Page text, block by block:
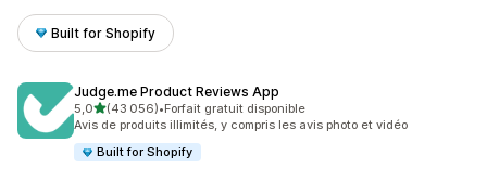
Built for Shopify
Judge.me Product Reviews App
5,0étoile(s) sur 5
(43 056)
43056 avis au total
•Forfait gratuit disponible
Avis de produits illimités, y compris les avis photo et vidéo
Built for Shopify